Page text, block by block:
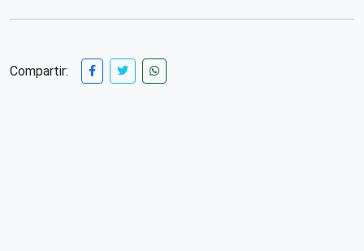
Compartir: